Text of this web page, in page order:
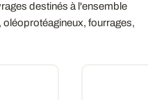
destinés à l'ensemble
oléoprotéagineux, fourrages,